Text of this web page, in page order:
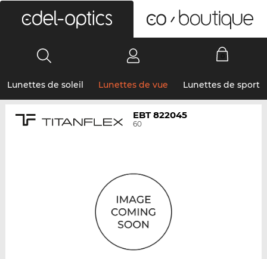
Lunettes de soleil Lunettes de vue Lunettes de sport
EBT 822045
60